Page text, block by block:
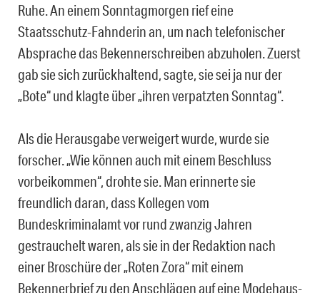
Ruhe. An einem Sonntagmorgen rief eine
Staatsschutz-Fahnderin an, um nach telefonischer
Absprache das Bekennerschreiben abzuholen. Zuerst
gab sie sich zurückhaltend, sagte, sie sei ja nur der
„Bote“ und klagte über „ihren verpatzten Sonntag“.
Als die Herausgabe verweigert wurde, wurde sie
forscher. „Wie können auch mit einem Beschluss
vorbeikommen“, drohte sie. Man erinnerte sie
freundlich daran, dass Kollegen vom
Bundeskriminalamt vor rund zwanzig Jahren
gestrauchelt waren, als sie in der Redaktion nach
einer Broschüre der „Roten Zora“ mit einem
Bekennerbrief zu den Anschlägen auf eine Modehaus-